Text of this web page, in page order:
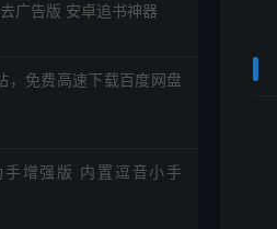
广告版 安卓追书神器
，免费高速下载百度网盘
增强版 内置逗音小手